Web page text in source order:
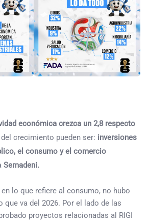
económica crezca un 2,8 respecto
crecimiento pueden ser: inversiones
el consumo y el comercio
Semadeni.
lo que refiere al consumo, no hubo
que va del 2026. Por el lado de las
proyectos relacionadas al RIGI